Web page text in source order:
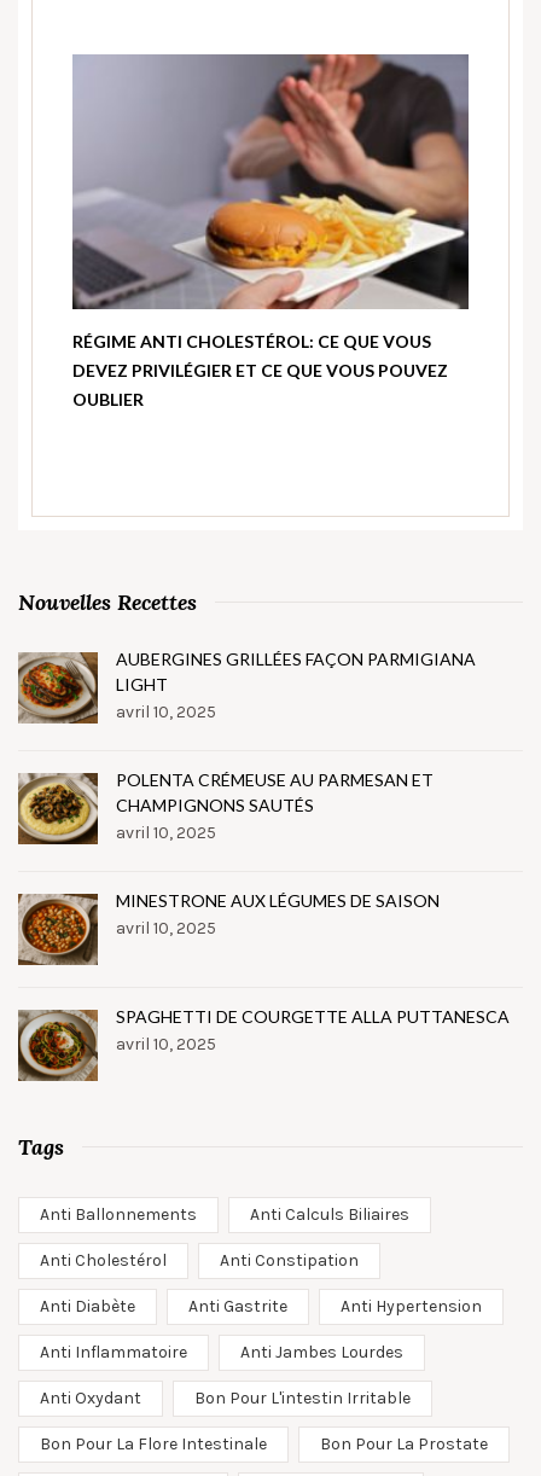
RÉGIME ANTI CHOLESTÉROL: CE QUE VOUS
DEVEZ PRIVILÉGIER ET CE QUE VOUS POUVEZ
OUBLIER
Nouvelles Recettes
AUBERGINES GRILLÉES FAÇON PARMIGIANA
LIGHT
avril 10, 2025
POLENTA CRÉMEUSE AU PARMESAN ET
CHAMPIGNONS SAUTÉS
avril 10, 2025
MINESTRONE AUX LÉGUMES DE SAISON
avril 10, 2025
SPAGHETTI DE COURGETTE ALLA PUTTANESCA
avril 10, 2025
Tags
Anti Ballonnements Anti Calculs Biliaires
Anti Cholestérol Anti Constipation
Anti Diabète Anti Gastrite Anti Hypertension
Anti Inflammatoire Anti Jambes Lourdes
Anti Oxydant Bon Pour L'intestin Irritable
Bon Pour La Flore Intestinale Bon Pour La Prostate